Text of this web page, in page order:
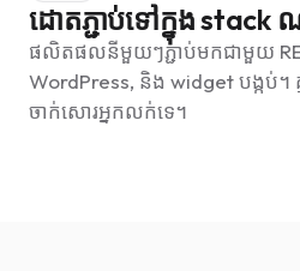
ដោតភ្ជាប់ទៅក្នុង
ផលិតផលនីមួយៗភ្ជាប់មកជាមួយ
WordPress, និង widget បង្កប់។ គ្មា
ចាក់សោរអ្នកលក់ទេ។